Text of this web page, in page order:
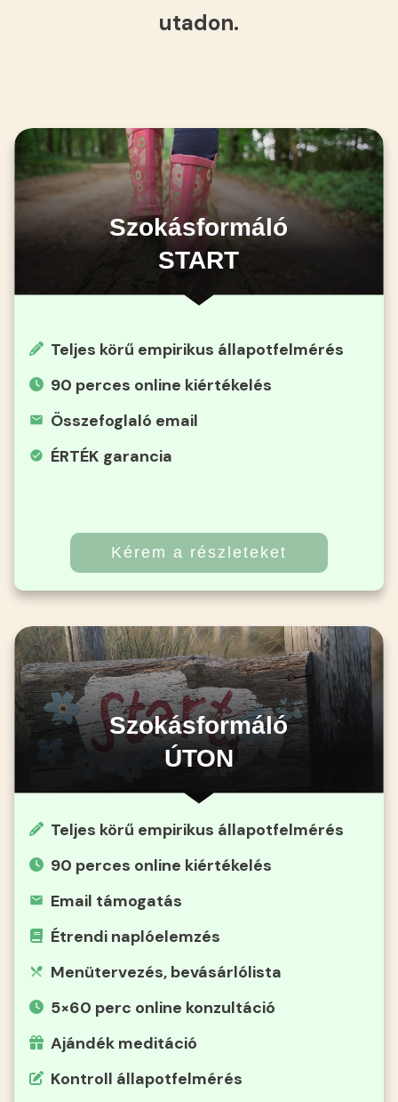
utadon.
Szokásformáló
START
Teljes körű empirikus állapotfelmérés
90 perces online kiértékelés
Összefoglaló email
ÉRTÉK garancia
Kérem a részleteket
Szokásformáló
ÚTON
Teljes körű empirikus állapotfelmérés
90 perces online kiértékelés
Email támogatás
Étrendi naplóelemzés
Menütervezés, bevásárlólista
5×60 perc online konzultáció
Ajándék meditáció
Kontroll állapotfelmérés